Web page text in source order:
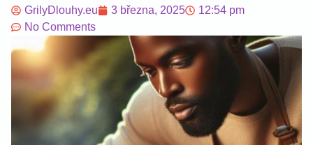
GrilyDlouhy.eu 3 března, 2025
12:54 pm
No Comments